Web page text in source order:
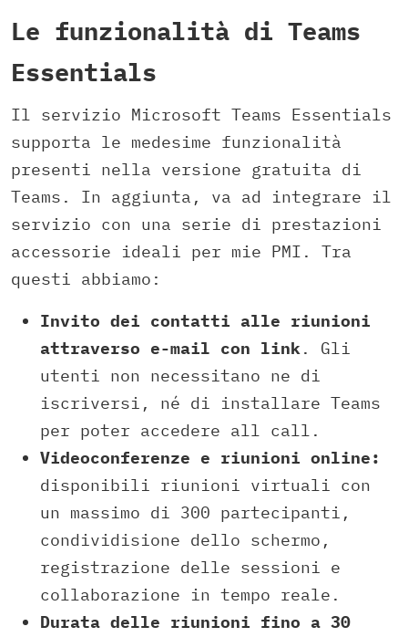
Le funzionalità di Teams
Essentials
Il servizio Microsoft Teams Essentials
supporta le medesime funzionalità
presenti nella versione gratuita di
Teams. In aggiunta, va ad integrare il
servizio con una serie di prestazioni
accessorie ideali per mie PMI. Tra
questi abbiamo:
Invito dei contatti alle riunioni
attraverso e-mail con link. Gli
utenti non necessitano ne di
iscriversi, né di installare Teams
per poter accedere all call.
Videoconferenze e riunioni online:
disponibili riunioni virtuali con
un massimo di 300 partecipanti,
condividisione dello schermo,
registrazione delle sessioni e
collaborazione in tempo reale.
Durata delle riunioni fino a 30